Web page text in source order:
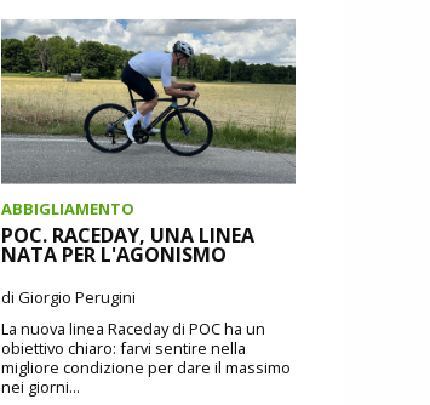
ABBIGLIAMENTO
POC. RACEDAY, UNA LINEA
NATA PER L'AGONISMO
di Giorgio Perugini
La nuova linea Raceday di POC ha un
obiettivo chiaro: farvi sentire nella
migliore condizione per dare il massimo
nei giorni...